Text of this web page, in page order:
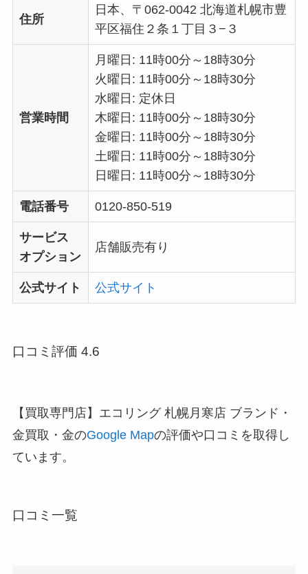
住所
日本、〒062-0042 北海道札幌市豊
平区福住２条１丁目３−３
営業時間
月曜日: 11時00分～18時30分
火曜日: 11時00分～18時30分
水曜日: 定休日
木曜日: 11時00分～18時30分
金曜日: 11時00分～18時30分
土曜日: 11時00分～18時30分
日曜日: 11時00分～18時30分
電話番号 0120-850-519
サービス
オプション
店舗販売有り
公式サイト 公式サイト
口コミ評価 4.6
【買取専門店】エコリング 札幌月寒店 ブランド・
金買取・金のGoogle Mapの評価や口コミを取得し
ています。
口コミ一覧